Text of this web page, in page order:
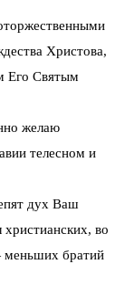
Христова,
Его Святым
желаю
телесном и
дух Ваш
христианских, во
братий